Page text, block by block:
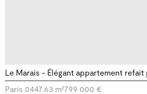
Le Marais - Élégant appartement
Paris 0447.63 m²799 000 €